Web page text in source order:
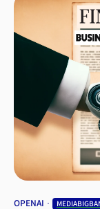
점유율에 영향을 끼칠
아마존, 애플, 컴캐스
3~4사로 좁혀질 것으
OPENAI